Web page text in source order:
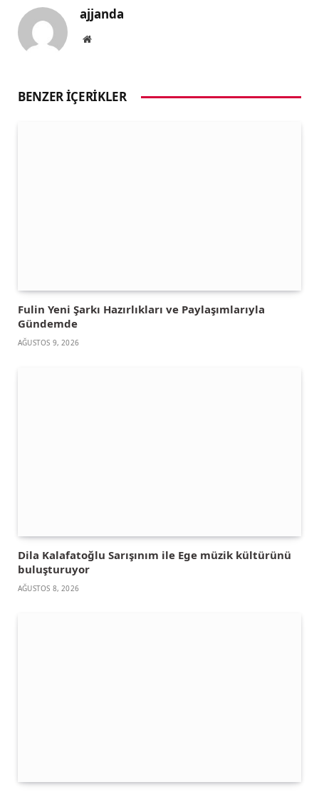
ajjanda
Website
BENZER İÇERIKLER
Fulin Yeni Şarkı Hazırlıkları ve Paylaşımlarıyla
Gündemde
AĞUSTOS 9, 2026
Dila Kalafatoğlu Sarışınım ile Ege müzik kültürünü
buluşturuyor
AĞUSTOS 8, 2026